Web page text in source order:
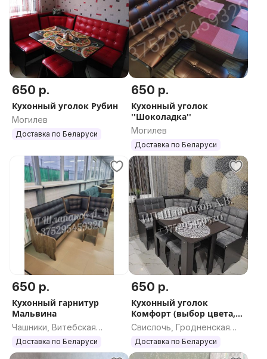
650 р.
Кухонный уголок Рубин
Могилев
Доставка по Беларуси
650 р.
Кухонный уголок
''Шоколадка''
Могилев
Доставка по Беларуси
650 р.
Кухонный гарнитур
Мальвина
Чашники, Витебская
область
Доставка по Беларуси
650 р.
Кухонный уголок
Комфорт (выбор цвета,
рассрочка)
Свислочь, Гродненская
область
Доставка по Беларуси